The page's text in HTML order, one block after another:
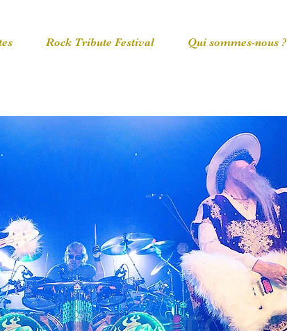
Rock Tribute Festival Qui sommes-nous ?